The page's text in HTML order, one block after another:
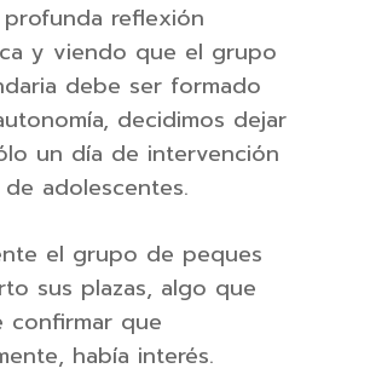
profunda reflexión
y viendo que el grupo
debe ser formado
decidimos dejar
un día de intervención
adolescentes.
el grupo de peques
sus plazas, algo que
confirmar que
había interés.